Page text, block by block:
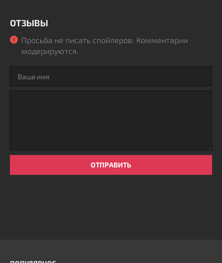
ОТЗЫВЫ
Просьба не писать спойлеров. Комментарии
модерируются.
ОТПРАВИТЬ